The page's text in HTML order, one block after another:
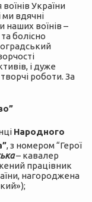
України
ми вдячні
наших воїнів –
болісно
і дуже
роботи. За
Народного
, з номером “Герої
– кавалер
працівник
нагороджена